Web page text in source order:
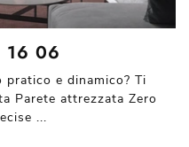
16 06
e dinamico? Ti
Parete attrezzata Zero
...